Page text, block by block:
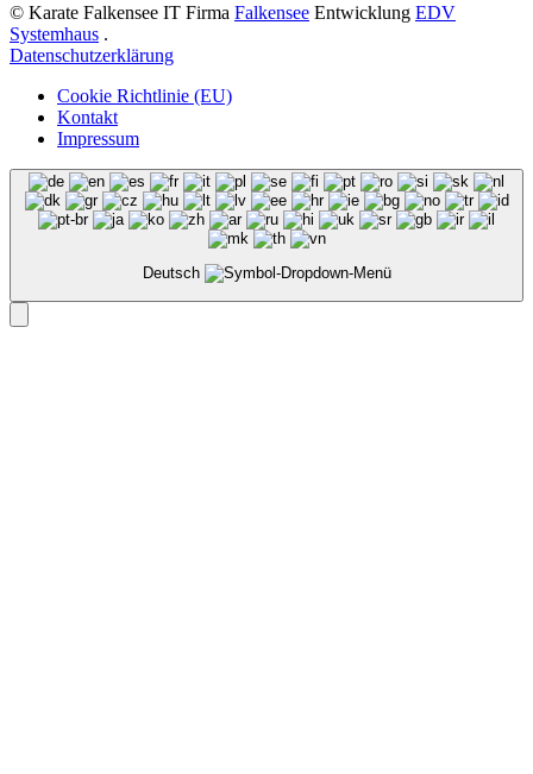
© Karate Falkensee IT Firma Falkensee Entwicklung EDV
Systemhaus .
Datenschutzerklärung
Cookie Richtlinie (EU)
Kontakt
Impressum
Deutsch